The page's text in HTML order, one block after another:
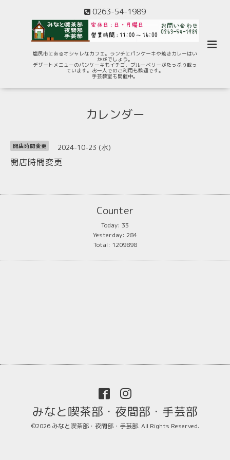
0263-54-1989
塩尻市にあるオシャレなカフェ。ランチにパンケーキや焼きカレーはい
かがでしょう。
デザートメニューのパンケーキもイチゴ、ブルーベリーがたっぷり載っ
ています。お一人でのご利用も歓迎です。
手芸教室も開催中。
カレンダー
開店時間変更 2024-10-23 (水)
開店時間変更
Counter
Today: 33
Yesterday: 284
Total: 1209898
みなと喫茶部・夜間部・手芸部
©2026 みなと喫茶部・夜間部・手芸部. All Rights Reserved.